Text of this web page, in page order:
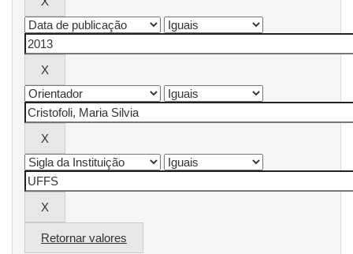
Retornar valores